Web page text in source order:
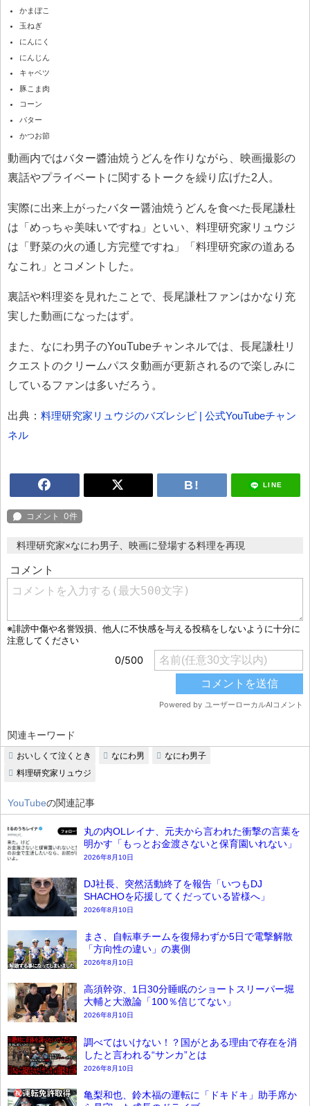
かまぼこ
玉ねぎ
にんにく
にんじん
キャベツ
豚こま肉
コーン
バター
かつお節
動画内ではバター醬油焼うどんを作りながら、映画撮影の
裏話やプライベートに関するトークを繰り広げた2人。
実際に出来上がったバター醤油焼うどんを食べた長尾謙杜
は「めっちゃ美味いですね」といい、料理研究家リュウジ
は「野菜の火の通し方完璧ですね」「料理研究家の道ある
なこれ」とコメントした。
裏話や料理姿を見れたことで、長尾謙杜ファンはかなり充
実した動画になったはず。
また、なにわ男子のYouTubeチャンネルでは、長尾謙杜リ
クエストのクリームパスタ動画が更新されるので楽しみに
しているファンは多いだろう。
出典： 料理研究家リュウジのバズレシピ | 公式YouTubeチャン
ネル
LINE
料理研究家×なにわ男子、映画に登場する料理を再現
関連キーワード
おいしくて泣くとき なにわ男
なにわ男子
料理研究家リュウジ
YouTubeの関連記事
丸の内OLレイナ、元夫から言われた衝撃の言葉を
明かす「もっとお金渡さないと保育園いれない」
2026年8月10日
DJ社長、突然活動終了を報告「いつもDJ
SHACHOを応援してくだっている皆様へ」
2026年8月10日
まさ、自転車チームを復帰わずか5日で電撃解散
「方向性の違い」の裏側
2026年8月10日
高須幹弥、1日30分睡眠のショートスリーパー堀
大輔と大激論「100％信じてない」
2026年8月10日
調べてはいけない！？国がとある理由で存在を消
したと言われる“サンカ”とは
2026年8月10日
亀梨和也、鈴木福の運転に「ドキドキ」助手席か